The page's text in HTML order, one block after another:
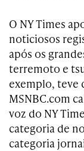
O NY Times
noticiosos
após os
terremoto e
exemplo, teve
MSNBC.com
voz do NY
categoria de
categoria